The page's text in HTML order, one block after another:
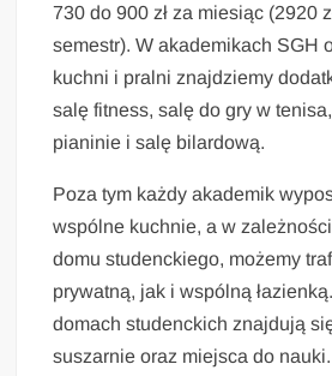
730 do 900 zł za miesiąc (2920
semestr). W akademikach SGH
kuchni i pralni znajdziemy
salę fitness, salę do gry w
pianinie i salę bilardową.
Poza tym każdy akademik
wspólne kuchnie, a w
domu studenckiego, możemy
prywatną, jak i wspólną
domach studenckich znajdują
suszarnie oraz miejsca do